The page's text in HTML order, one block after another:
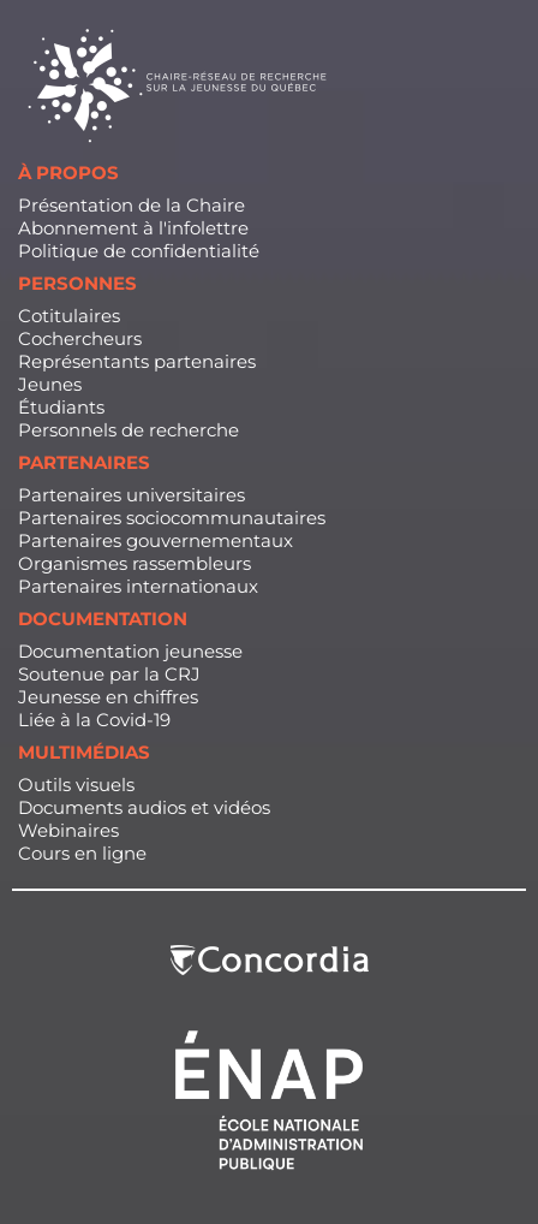
À PROPOS
Présentation de la Chaire
Abonnement à l'infolettre
Politique de confidentialité
PERSONNES
Cotitulaires
Cochercheurs
Représentants partenaires
Jeunes
Étudiants
Personnels de recherche
PARTENAIRES
Partenaires universitaires
Partenaires sociocommunautaires
Partenaires gouvernementaux
Organismes rassembleurs
Partenaires internationaux
DOCUMENTATION
Documentation jeunesse
Soutenue par la CRJ
Jeunesse en chiffres
Liée à la Covid-19
MULTIMÉDIAS
Outils visuels
Documents audios et vidéos
Webinaires
Cours en ligne